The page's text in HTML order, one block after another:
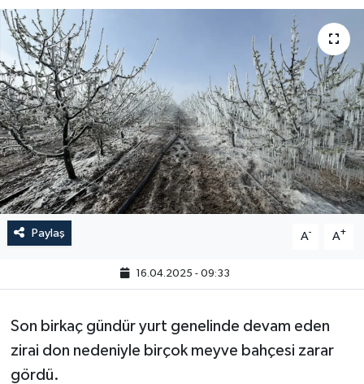
Paylaş A- A+
16.04.2025 - 09:33
Son birkaç gündür yurt genelinde devam eden
zirai don nedeniyle birçok meyve bahçesi zarar
gördü.